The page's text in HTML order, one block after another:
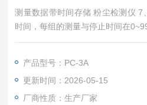
测量数据带时间存储 粉尘检测仪 7、采样时间:可预置10组采样
时间，每组的测量与停止时间在
组；分区域查询，打印；配置标准
接口；与多种打印机接配，
产品型号：PC-3A
更新时间：2026-05-15
厂商性质：生产厂家